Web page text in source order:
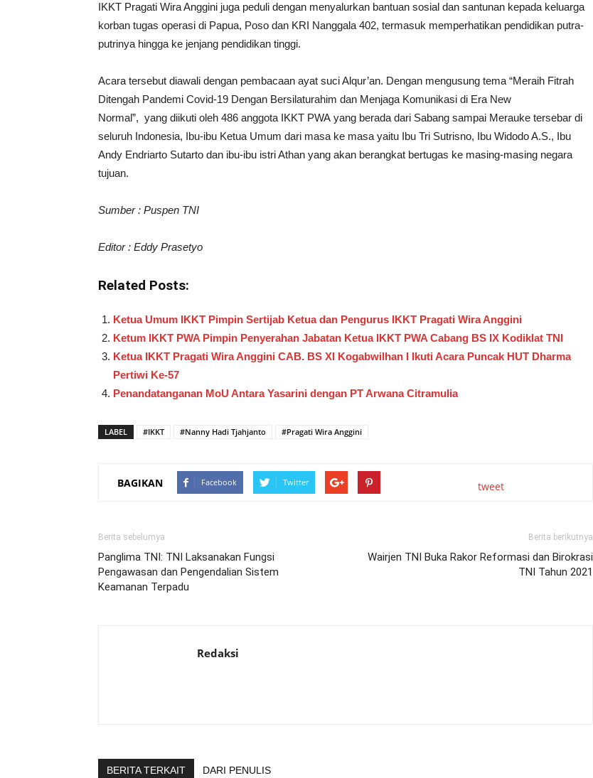
IKKT Pragati Wira Anggini juga peduli dengan menyalurkan bantuan sosial dan santunan kepada keluarga
korban tugas operasi di Papua, Poso dan KRI Nanggala 402, termasuk memperhatikan pendidikan putra-
putrinya hingga ke jenjang pendidikan tinggi.
Acara tersebut diawali dengan pembacaan ayat suci Alqur’an. Dengan mengusung tema “Meraih Fitrah
Ditengah Pandemi Covid-19 Dengan Bersilaturahim dan Menjaga Komunikasi di Era New
Normal”, yang diikuti oleh 486 anggota IKKT PWA yang berada dari Sabang sampai Merauke tersebar di
seluruh Indonesia, Ibu-ibu Ketua Umum dari masa ke masa yaitu Ibu Tri Sutrisno, Ibu Widodo A.S., Ibu
Andy Endriarto Sutarto dan ibu-ibu istri Athan yang akan berangkat bertugas ke masing-masing negara
tujuan.
Sumber : Puspen TNI
Editor : Eddy Prasetyo
Related Posts:
Ketua Umum IKKT Pimpin Sertijab Ketua dan Pengurus IKKT Pragati Wira Anggini
Ketum IKKT PWA Pimpin Penyerahan Jabatan Ketua IKKT PWA Cabang BS IX Kodiklat TNI
Ketua IKKT Pragati Wira Anggini CAB. BS XI Kogabwilhan I Ikuti Acara Puncak HUT Dharma
Pertiwi Ke-57
Penandatanganan MoU Antara Yasarini dengan PT Arwana Citramulia
LABEL #IKKT #Nanny Hadi Tjahjanto #Pragati Wira Anggini
BAGIKAN Facebook Twitter tweet
Berita sebelumya
Panglima TNI: TNI Laksanakan Fungsi
Pengawasan dan Pengendalian Sistem
Keamanan Terpadu
Berita berikutnya
Wairjen TNI Buka Rakor Reformasi dan Birokrasi
TNI Tahun 2021
Redaksi
BERITA TERKAIT DARI PENULIS